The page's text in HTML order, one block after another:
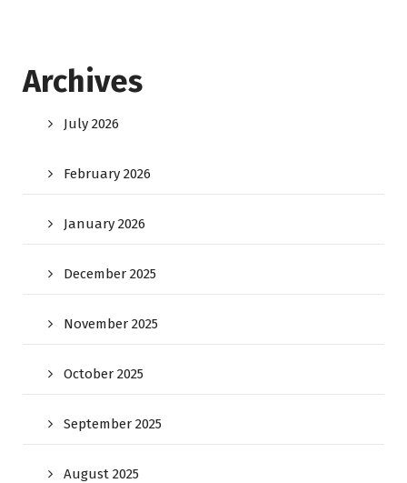
Archives
July 2026
February 2026
January 2026
December 2025
November 2025
October 2025
September 2025
August 2025